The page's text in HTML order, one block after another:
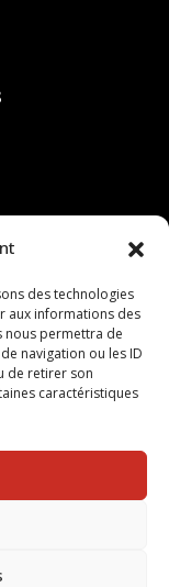
des technologies
aux informations des
nous permettra de
navigation ou les ID
de retirer son
caractéristiques
RÉSERVÉS -
TECH